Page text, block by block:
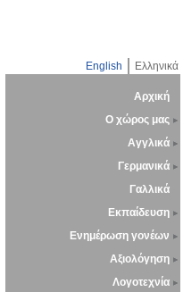
English Ελληνικά
Αρχική
Ο χώρος μας
Αγγλικά
Γερμανικά
Γαλλικά
Εκπαίδευση
Ενημέρωση γονέων
Αξιολόγηση
Λογοτεχνία